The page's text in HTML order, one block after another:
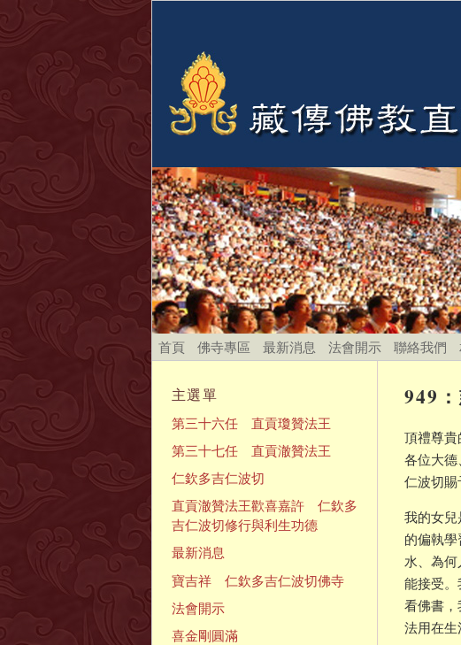
首頁 佛寺專區 最新消息 法會開示 聯絡我們
949
頂禮尊
各位大
仁波切
我的女
的偏執
水、為
能接受
看佛書
法用在生
主選單
第三十六任 直貢瓊贊法王
第三十七任 直貢澈贊法王
仁欽多吉仁波切
直貢澈贊法王歡喜嘉許 仁欽多
吉仁波切修行與利生功德
最新消息
寶吉祥 仁欽多吉仁波切佛寺
法會開示
喜金剛圓滿